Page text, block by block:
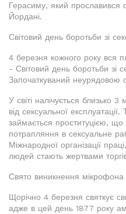
Герасиму, який прославився
Йордані.
Світовий день боротьби зі
4 березня кожного року вся
- Світовий день боротьби зі
Започаткуваний неурядовою
У світі налічується близько 3
від сексуальної експлуатації.
займається проституцією,
потрапляння в сексуальне
Міжнародної організації
людей стають жертвами
Свято виникнення мікрофона
Щорічно 4 березня святкує
адже в цей день 1877 року